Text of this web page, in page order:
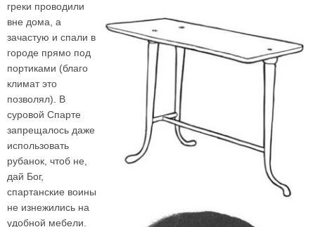
греки проводили
вне дома, а
зачастую и спали в
городе прямо под
портиками (благо
климат это
позволял). В
суровой Спарте
запрещалось даже
использовать
рубанок, чтоб не,
дай Бог,
спартанские воины
не изнежились на
удобной мебели.